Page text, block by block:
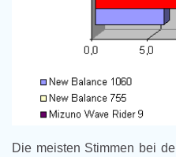
Die meisten Stimmen bei